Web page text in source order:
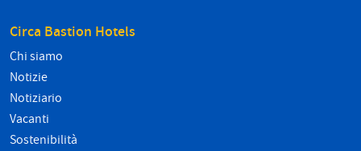
Circa Bastion Hotels
Chi siamo
Notizie
Notiziario
Vacanti
Sostenibilità